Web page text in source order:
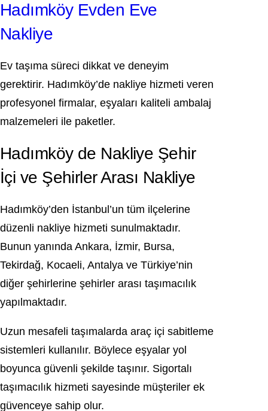
Hadımköy Evden Eve
Nakliye
Ev taşıma süreci dikkat ve deneyim
gerektirir. Hadımköy’de nakliye hizmeti veren
profesyonel firmalar, eşyaları kaliteli ambalaj
malzemeleri ile paketler.
Hadımköy de Nakliye Şehir
İçi ve Şehirler Arası Nakliye
Hadımköy’den İstanbul’un tüm ilçelerine
düzenli nakliye hizmeti sunulmaktadır.
Bunun yanında Ankara, İzmir, Bursa,
Tekirdağ, Kocaeli, Antalya ve Türkiye’nin
diğer şehirlerine şehirler arası taşımacılık
yapılmaktadır.
Uzun mesafeli taşımalarda araç içi sabitleme
sistemleri kullanılır. Böylece eşyalar yol
boyunca güvenli şekilde taşınır. Sigortalı
taşımacılık hizmeti sayesinde müşteriler ek
güvenceye sahip olur.